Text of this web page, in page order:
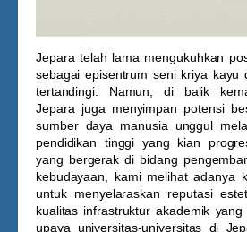
Jepara telah lama mengukuhkan
sebagai episentrum seni kriya kayu
tertandingi. Namun, di balik
Jepara juga menyimpan potensi
sumber daya manusia unggul
pendidikan tinggi yang kian
yang bergerak di bidang
kebudayaan, kami melihat adanya
untuk menyelaraskan reputasi
kualitas infrastruktur akademik
upaya universitas-universitas di